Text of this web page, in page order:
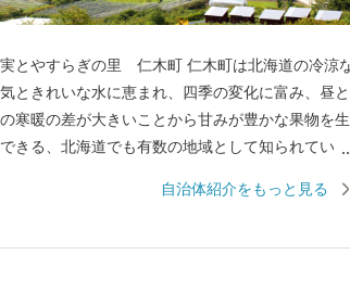
やすらぎの里 仁木町 仁木町は北海道の冷涼な
ときれいな水に恵まれ、四季の変化に富み、昼と
寒暖の差が大きいことから甘みが豊かな果物を生
きる、北海道でも有数の地域として知られていま
ぶどうやプルーン、リンゴなど、一年を通して様々
自治体紹介をもっと見る